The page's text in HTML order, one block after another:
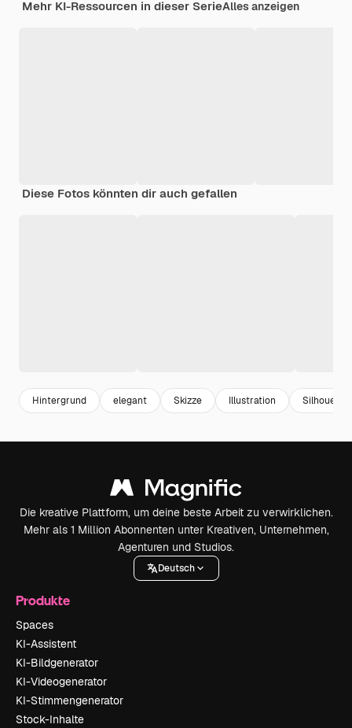
Mehr KI-Ressourcen in dieser SerieAlles anzeigen
Diese Fotos könnten dir auch gefallen
Hintergrund elegant Skizze Illustration Silhouette
Die kreative Plattform, um deine beste Arbeit zu verwirklichen.
Mehr als 1 Million Abonnenten unter Kreativen, Unternehmen,
Agenturen und Studios.
Deutsch
Produkte
Spaces
KI-Assistent
KI-Bildgenerator
KI-Videogenerator
KI-Stimmengenerator
Stock-Inhalte